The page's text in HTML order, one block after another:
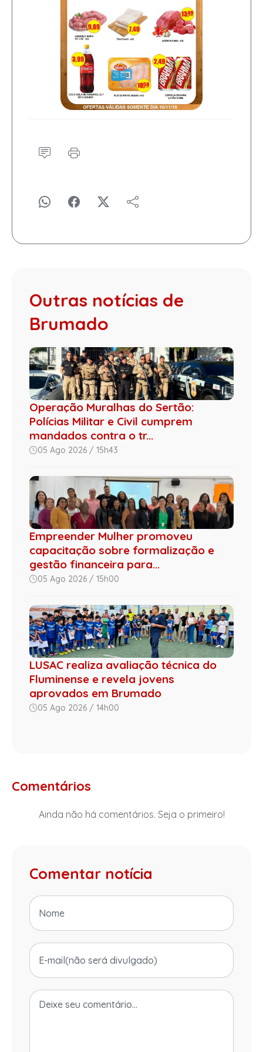
Outras notícias de
Brumado
Operação Muralhas do Sertão:
Polícias Militar e Civil cumprem
mandados contra o tr...
05 Ago 2026 / 15h43
Empreender Mulher promoveu
capacitação sobre formalização e
gestão financeira para...
05 Ago 2026 / 15h00
LUSAC realiza avaliação técnica do
Fluminense e revela jovens
aprovados em Brumado
05 Ago 2026 / 14h00
Comentários
Ainda não há comentários. Seja o primeiro!
Comentar notícia